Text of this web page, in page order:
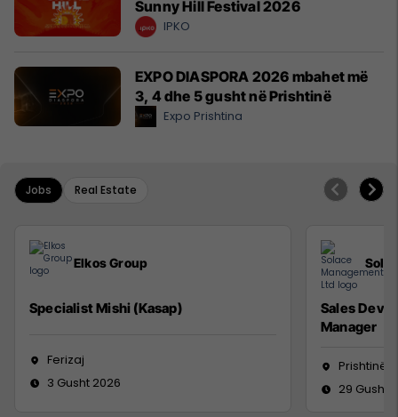
Sunny Hill Festival 2026
IPKO
EXPO DIASPORA 2026 mbahet më
3, 4 dhe 5 gusht në Prishtinë
Expo Prishtina
Jobs Real Estate
Elkos Group
Specialist Mishi (Kasap)
Ferizaj
3 Gusht 2026
Sales
Manager
Prishtinë
29 Gusht